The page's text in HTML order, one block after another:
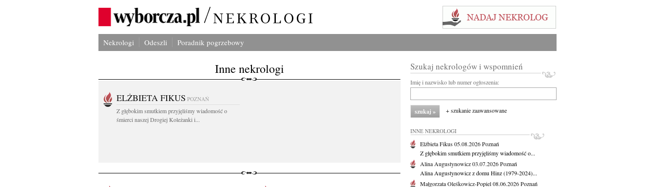
Nekrologi Odeszli Poradnik pogrzebowy
Inne nekrologi
ELŻBIETA FIKUS POZNAŃ
Z głębokim smutkiem przyjęliśmy wiadomość o
śmierci naszej Drogiej Koleżanki i...
Szukaj nekrologów i wspomnień
Imię i nazwisko lub numer ogłoszenia:
+ szukanie zaawansowane
INNE NEKROLOGI
Elżbieta Fikus05.08.2026Poznań
Z głębokim smutkiem przyjęliśmy wiadomość o...
Alina Augustynowicz03.07.2026Poznań
Alina Augustynowicz z domu Hinz (1979-2024)...
Małgorzata Oleśkowicz-Popiel08.06.2026Poznań